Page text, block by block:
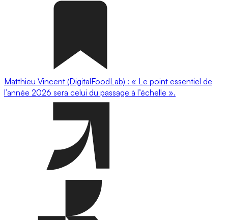
Matthieu Vincent (DigitalFoodLab) : « Le point essentiel de
l’année 2026 sera celui du passage à l’échelle ».